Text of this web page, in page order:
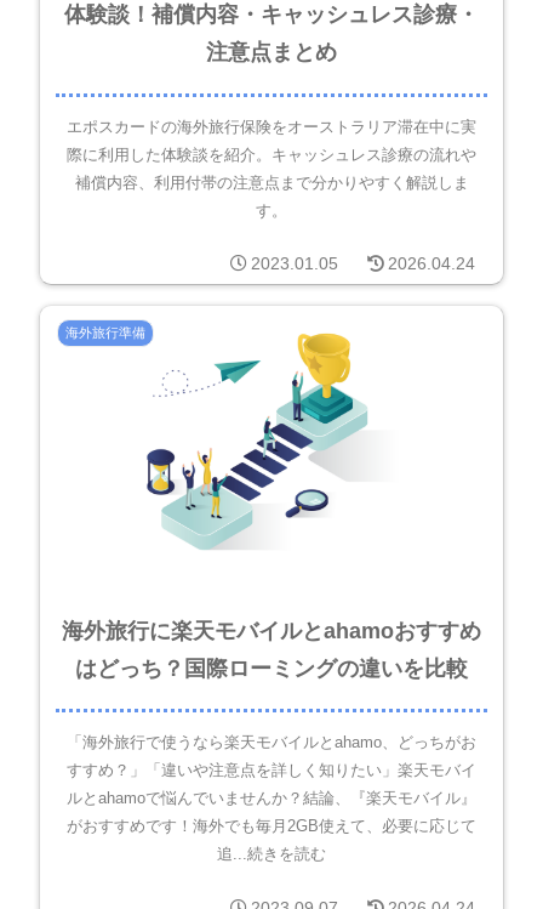
体験談！補償内容・キャッシュレス診療・
注意点まとめ
エポスカードの海外旅行保険をオーストラリア滞在中に実
際に利用した体験談を紹介。キャッシュレス診療の流れや
補償内容、利用付帯の注意点まで分かりやすく解説しま
す。
2023.01.05 2026.04.24
海外旅行準備
海外旅行に楽天モバイルとahamoおすすめ
はどっち？国際ローミングの違いを比較
「海外旅行で使うなら楽天モバイルとahamo、どっちがお
すすめ？」「違いや注意点を詳しく知りたい」楽天モバイ
ルとahamoで悩んでいませんか？結論、『楽天モバイル』
がおすすめです！海外でも毎月2GB使えて、必要に応じて
追...続きを読む